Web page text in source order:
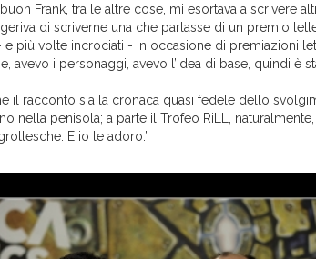
Frank, tra le altre cose, mi esortava a scrivere
di scriverne una che parlasse di un premio
più volte incrociati - in occasione di premiazioni
avevo i personaggi, avevo l’idea di base, quindi è
il racconto sia la cronaca quasi fedele dello
nella penisola; a parte il Trofeo RiLL,
E io le adoro.”